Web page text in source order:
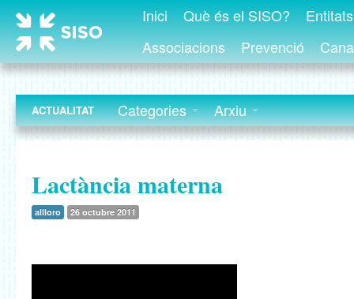
Inici Què és el SISO?
Associacions
Prevenció
ACTUALITAT Categories Arxiu
Lactància materna
allloro 26 octubre 2011